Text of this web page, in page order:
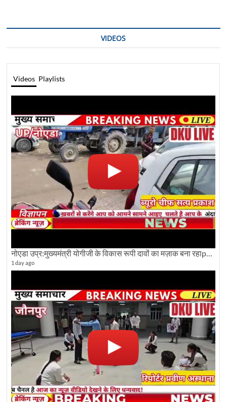
VIDEOS
Videos Playlists
नोएडा उप्र:मुख्यमंत्री योगीजी के विकास रूपी दावों का मज़ाक बना रहाpwdविभाग:देखे ग्राउण्ड रिपोर्टिंग
1 day ago